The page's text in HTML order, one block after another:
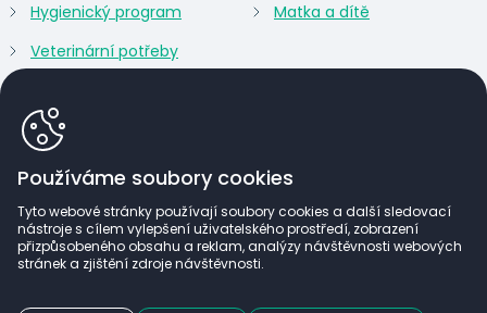
Používáme soubory cookies
Tyto webové stránky používají soubory cookies a další sledovací
nástroje s cílem vylepšení uživatelského prostředí, zobrazení
přizpůsobeného obsahu a reklam, analýzy návštěvnosti webových
stránek a zjištění zdroje návštěvnosti.
Hygienický program
Veterinární potřeby
Matka a dítě